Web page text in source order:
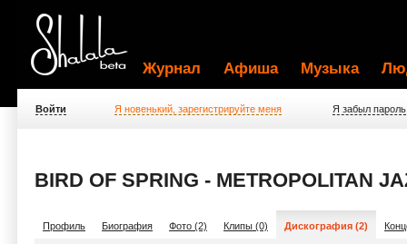
Журнал Афиша Музыка
Войти Я новенький, зарегистрируйте меня Я забыл пароль
BIRD OF SPRING - METROPOLITAN
Профиль Биография Фото (2) Клипы (0) Дискография (2)